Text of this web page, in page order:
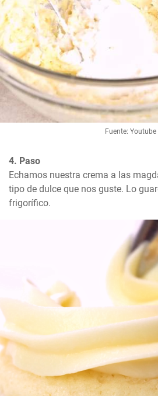
Fuente: Youtube
4. Paso
Echamos nuestra crema a las
tipo de dulce que nos guste. Lo
frigorífico.